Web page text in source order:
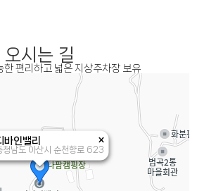
오시는 길
한 편리하고 넓은 지상주차장 보유
바인밸리
청남도 아산시 순천향로 623